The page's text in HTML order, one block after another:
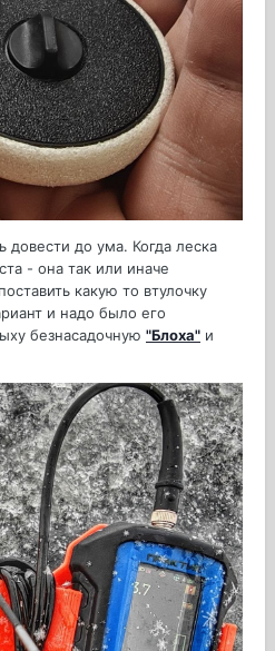
довести до ума. Когда леска
- она так или иначе
какую то втулочку
и надо было его
безнасадочную "Блоха" и